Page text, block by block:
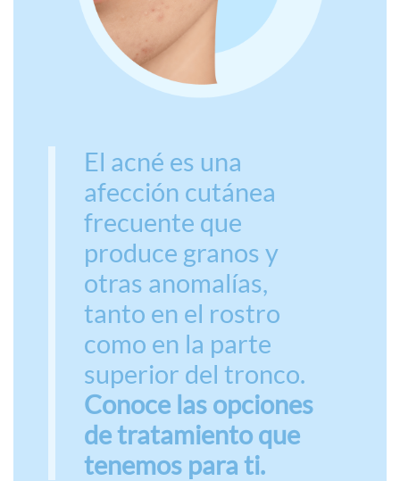
El acné es una
afección cutánea
frecuente que
produce granos y
otras anomalías,
tanto en el rostro
como en la parte
superior del tronco.
Conoce las opciones
de tratamiento que
tenemos para ti.